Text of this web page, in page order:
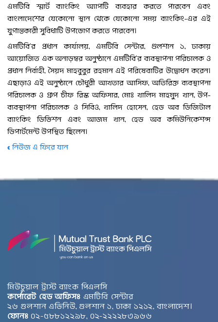
এমটিবি স্মার্ট ব্যাংকিং অ্যাপটি ব্যবহার করতে পারবেন এবং
বাংলাদেশের যেকোনো স্থান থেকে যেকোনো সময় ব্যাংকিং-এর এই
যুগান্তকারী সুবিধাটি উপভোগ করতে পারবেন।
এমটিবি’র প্রধান কার্যালয়, এমটিবি সেন্টার, গুলশান ১, ঢাকায়
আয়োজিত এক অনাড়ম্বর অনুষ্ঠানে এমটিবি’র ব্যবস্থাপনা পরিচালক ও
প্রধান নির্বাহী, সৈয়দ মাহবুবুর রহমান এই পরিষেবাটির উদ্বোধন করেন।
এছাড়াও এই অনুষ্ঠানে চৌধুরী আখতার আসিফ, অতিরিক্ত ব্যবস্থাপনা
পরিচালক ও গ্রুপ চীফ রিস্ক অফিসার, মোঃ খালিদ মাহমুদ খান, উপ-
ব্যবস্থাপনা পরিচালক ও সিবিও, খালিদ হোসেন, হেড অব ডিজিটাল
ব্যাংকিং ডিভিশন এবং আজম খান, হেড অব কমিউনিকেশন্স
ডিপার্টমেন্ট উপস্থিত ছিলেন।
« নিউজ এ ফিরে যান
মিউচুয়াল ট্রাস্ট ব্যাংক পিএলসি
কর্পোরেট হেড অফিসঃ এমটিবি সেন্টার
২৬ গুলশান এভিনিউ, গুলশান ১, ঢাকা ১২১২, বাংলাদেশ।
ফোনঃ ০২-৫৮৮১২২৯৮, ০২-২২২২৮৩৯৬৬